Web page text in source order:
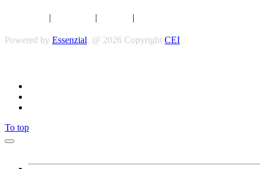
| | |
Powered by Essenzial. @ 2026 Copyright CEI
To top